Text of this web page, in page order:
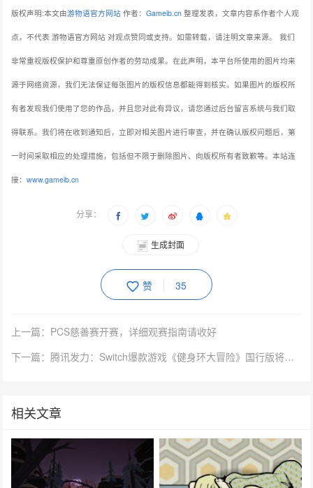
版权声明:本文由游物语官方网站 作者：Gameib.cn 整理发表，文章内容系作者个人观
点，不代表 游物语官方网站 对观点赞同或支持。如需转载，请注明文章来源。 我们
非常重视版权保护和尊重原创作者的劳动成果。在此声明，本平台所使用的图片均来
源于网络资源，我们无法保证每张图片的版权信息都能得到核实。如果图片的版权所
有者发现我们使用了您的作品，并且您对此有异议，请您通过后台留言系统与我们取
得联系。我们将在收到通知后，立即对相关图片进行审查，并在确认版权问题后，第
一时间采取相应的处理措施，包括但不限于删除图片、向版权所有者致歉等。本站连
接：www.gameib.cn
分享：
生成封面
赞 35
上一篇：PCS慈善赛开赛，详细观赛指南请收好
下一篇：腾讯发力：Switch爆款游戏《健身环大冒险》国行版将推出
相关文章